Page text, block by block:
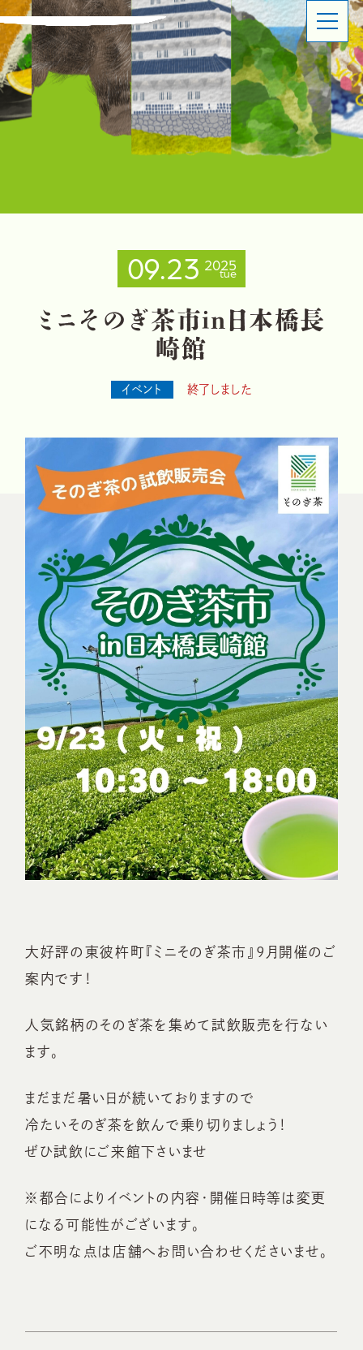
ABOUT
日本橋長崎館とは
SHOP OVERVIEW
ショップ概要
LATEST NEWS
お知らせ
LATEST EVENTS
イベント情報
イベントスペースのご利用について
プライバシーポリシー
09.23 2025
tue
ミ ニ そ の ぎ茶市in 日 本橋長
崎館
イベント 終了しました
大好評の東彼杵町『ミニそのぎ茶市』9月開催のご
案内です！
人気銘柄のそのぎ茶を集めて試飲販売を行ない
ます。
まだまだ暑い日が続いておりますので
冷たいそのぎ茶を飲んで乗り切りましょう！
ぜひ試飲にご来館下さいませ
※都合によりイベントの内容・開催日時等は変更
になる可能性がございます。
ご不明な点は店舗へお問い合わせくださいませ。